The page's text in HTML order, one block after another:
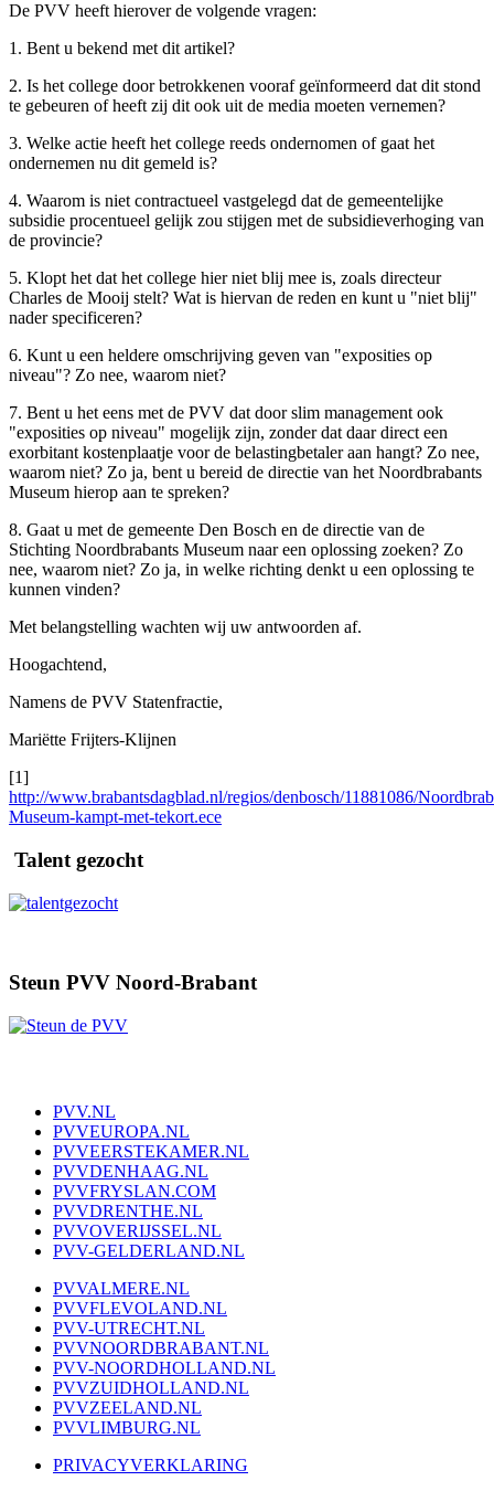
De PVV heeft hierover de volgende vragen:
1. Bent u bekend met dit artikel?
2. Is het college door betrokkenen vooraf geïnformeerd dat dit stond
te gebeuren of heeft zij dit ook uit de media moeten vernemen?
3. Welke actie heeft het college reeds ondernomen of gaat het
ondernemen nu dit gemeld is?
4. Waarom is niet contractueel vastgelegd dat de gemeentelijke
subsidie procentueel gelijk zou stijgen met de subsidieverhoging van
de provincie?
5. Klopt het dat het college hier niet blij mee is, zoals directeur
Charles de Mooij stelt? Wat is hiervan de reden en kunt u "niet blij"
nader specificeren?
6. Kunt u een heldere omschrijving geven van "exposities op
niveau"? Zo nee, waarom niet?
7. Bent u het eens met de PVV dat door slim management ook
"exposities op niveau" mogelijk zijn, zonder dat daar direct een
exorbitant kostenplaatje voor de belastingbetaler aan hangt? Zo nee,
waarom niet? Zo ja, bent u bereid de directie van het Noordbrabants
Museum hierop aan te spreken?
8. Gaat u met de gemeente Den Bosch en de directie van de
Stichting Noordbrabants Museum naar een oplossing zoeken? Zo
nee, waarom niet? Zo ja, in welke richting denkt u een oplossing te
kunnen vinden?
Met belangstelling wachten wij uw antwoorden af.
Hoogachtend,
Namens de PVV Statenfractie,
Mariëtte Frijters-Klijnen
[1]
http://www.brabantsdagblad.nl/regios/denbosch/11881086/
Museum-kampt-met-tekort.ece
Talent gezocht
Steun PVV Noord-Brabant
PVV.NL
PVVEUROPA.NL
PVVEERSTEKAMER.NL
PVVDENHAAG.NL
PVVFRYSLAN.COM
PVVDRENTHE.NL
PVVOVERIJSSEL.NL
PVV-GELDERLAND.NL
PVVALMERE.NL
PVVFLEVOLAND.NL
PVV-UTRECHT.NL
PVVNOORDBRABANT.NL
PVV-NOORDHOLLAND.NL
PVVZUIDHOLLAND.NL
PVVZEELAND.NL
PVVLIMBURG.NL
PRIVACYVERKLARING